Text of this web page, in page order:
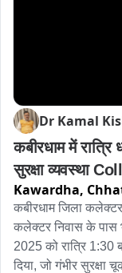
Dr Kamal
कबीरधाम में
सुरक्षा व्यवस्था
Kawardha,
कबीरधाम जिला
कलेक्टर निवास के पास
2025 को रात्रि 1:30
दिया, जो गंभीर